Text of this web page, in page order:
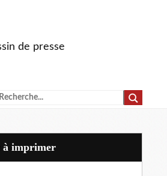
de presse
à imprimer